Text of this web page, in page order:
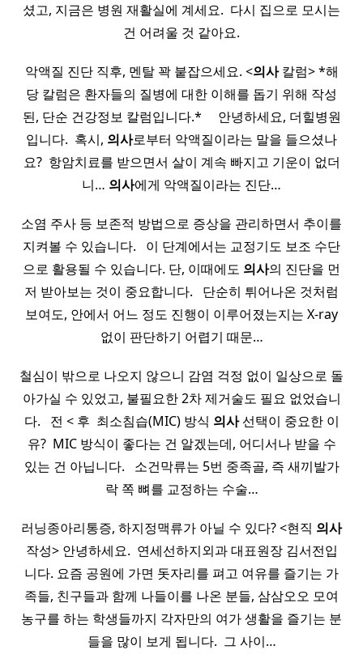
셨고, 지금은 병원 재활실에 계세요. ​ 다시 집으로 모시는
건 어려울 것 같아요.
악액질 진단 직후, 멘탈 꽉 붙잡으세요. <의사칼럼> *해
당 칼럼은 환자들의 질병에 대한 이해를 돕기 위해 작성
된, 단순 건강정보 칼럼입니다.* ​ ​ ​ ​ 안녕하세요, 더힐병원
입니다. ​ 혹시, 의사로부터 악액질이라는 말을 들으셨나
요? ​ 항암치료를 받으면서 살이 계속 빠지고 기운이 없더
니… 의사에게 악액질이라는 진단…
소염 주사 등 보존적 방법으로 증상을 관리하면서 추이를
지켜볼 수 있습니다. ​ ​ 이 단계에서는 교정기도 보조 수단
으로 활용될 수 있습니다. 단, 이때에도 의사의 진단을 먼
저 받아보는 것이 중요합니다. ​ ​ 단순히 튀어나온 것처럼
보여도, 안에서 어느 정도 진행이 이루어졌는지는 X-ray
없이 판단하기 어렵기 때문…
철심이 밖으로 나오지 않으니 감염 걱정 없이 일상으로 돌
아가실 수 있었고, 불필요한 2차 제거술도 필요 없었습니
다. ​ ​ 전 < 후 ​ 최소침습(MIC) 방식 의사선택이 중요한 이
유? ​ MIC 방식이 좋다는 건 알겠는데, 어디서나 받을 수
있는 건 아닙니다. ​ ​ 소건막류는 5번 중족골, 즉 새끼발가
락 쪽 뼈를 교정하는 수술…
러닝종아리통증, 하지정맥류가 아닐 수 있다? <현직 의사
작성> 안녕하세요. ​ 연세선하지외과 대표원장 김서전입
니다. 요즘 공원에 가면 돗자리를 펴고 여유를 즐기는 가
족들, 친구들과 함께 나들이를 나온 분들, 삼삼오오 모여
농구를 하는 학생들까지 각자만의 여가 생활을 즐기는 분
들을 많이 보게 됩니다. ​ 그 사이…